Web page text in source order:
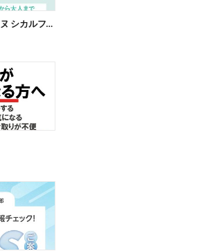
【ご予約受付中】アベンヌ シカルファットプラス リペアリップバーム